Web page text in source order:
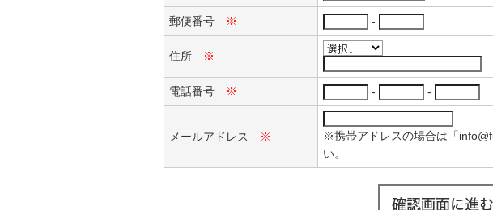
郵便番号 ※ -
住所 ※
電話番号 ※ - -
メールアドレス ※
※携帯アドレスの場合は「
い。